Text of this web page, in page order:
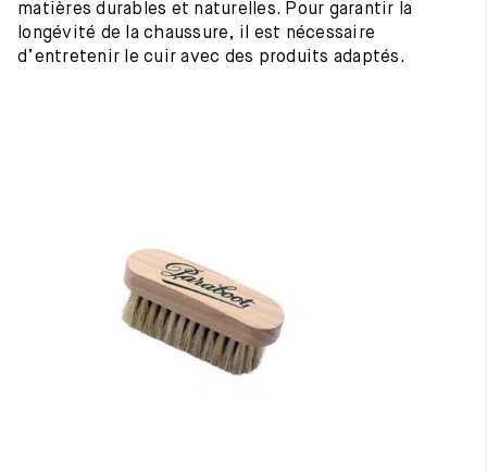
matières durables et naturelles. Pour garantir la
longévité de la chaussure, il est nécessaire
d’entretenir le cuir avec des produits adaptés.